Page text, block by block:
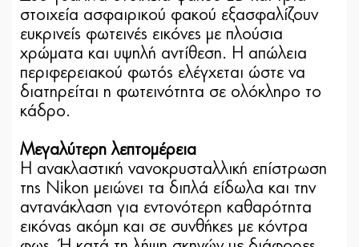
στοιχεία ασφαιρικού φακού εξασφαλίζουν
ευκρινείς φωτεινές εικόνες με πλούσια
χρώματα και υψηλή αντίθεση. Η απώλεια
περιφερειακού φωτός ελέγχεται ώστε να
διατηρείται η φωτεινότητα σε ολόκληρο το
κάδρο.
Μεγαλύτερη λεπτομέρεια
Η ανακλαστική νανοκρυσταλλική επίστρωση
της Nikon μειώνει τα διπλά είδωλα και την
αντανάκλαση για εντονότερη καθαρότητα
εικόνας ακόμη και σε συνθήκες με κόντρα